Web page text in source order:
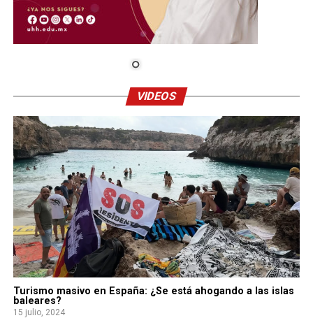
VIDEOS
Turismo masivo en España: ¿Se está ahogando a las islas
baleares?
15 julio, 2024